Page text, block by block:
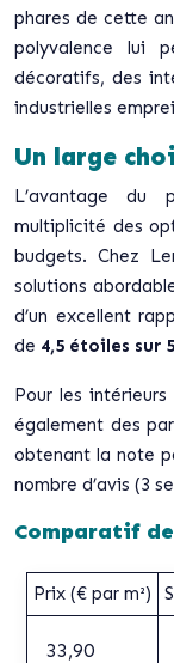
phares de cette
polyvalence lui
décoratifs, des
industrielles
Un large
L’avantage
multiplicité des
budgets. Chez
solutions
d’un excellent
de 4,5 étoiles sur 5
Pour les
également des
obtenant la note
nombre d’avis (3
Comparatif
Prix (€ par m²)
33,90